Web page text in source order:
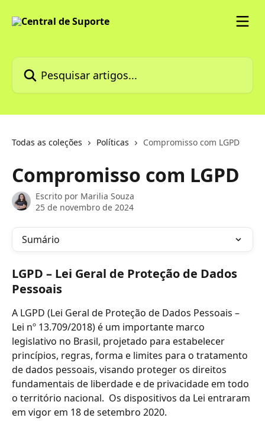
Pesquisar artigos...
Todas as coleções Políticas Compromisso com LGPD
Compromisso com LGPD
Escrito por Marilia Souza
25 de novembro de 2024
Sumário
LGPD – Lei Geral de Proteção de Dados
Pessoais
A LGPD (Lei Geral de Proteção de Dados Pessoais –
Lei nº 13.709/2018) é um importante marco
legislativo no Brasil, projetado para estabelecer
princípios, regras, forma e limites para o tratamento
de dados pessoais, visando proteger os direitos
fundamentais de liberdade e de privacidade em todo
o território nacional.  Os dispositivos da Lei entraram
em vigor em 18 de setembro 2020.